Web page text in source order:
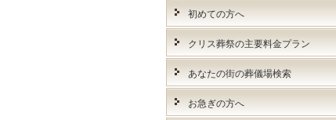
初めての方へ
クリス葬祭の主要料金プラン
あなたの街の葬儀場検索
お急ぎの方へ